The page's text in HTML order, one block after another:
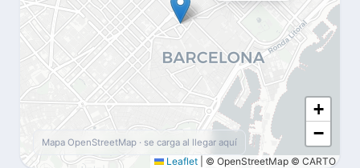
+
−
Leaflet © OpenStreetMap © CARTO
Mapa OpenStreetMap · se carga al llegar aquí